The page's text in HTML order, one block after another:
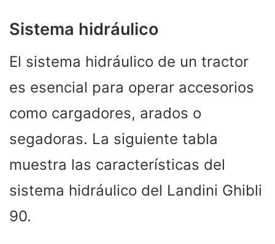
Sistema hidráulico
El sistema hidráulico de un tractor
es esencial para operar accesorios
como cargadores, arados o
segadoras. La siguiente tabla
muestra las características del
sistema hidráulico del Landini Ghibli
90.